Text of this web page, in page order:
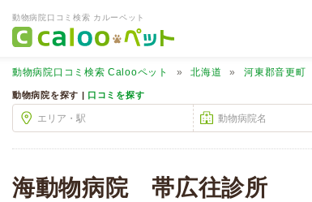
動物病院口コミ検索 カルーペット
動物病院口コミ検索 Calooペット 北海道 河東郡音更町
動物病院を探す | 口コミを探す
海動物病院 帯広往診所